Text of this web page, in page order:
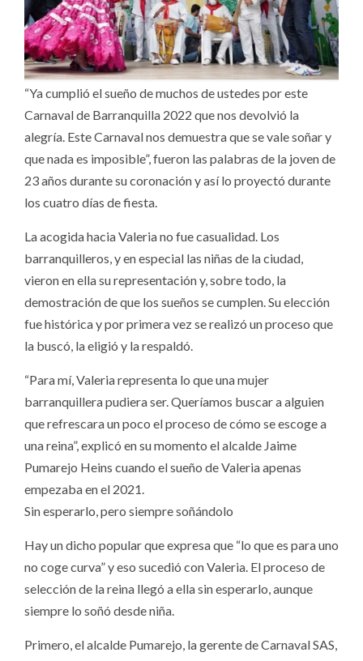
“Ya cumplió el sueño de muchos de ustedes por este
Carnaval de Barranquilla 2022 que nos devolvió la
alegría. Este Carnaval nos demuestra que se vale soñar y
que nada es imposible”, fueron las palabras de la joven de
23 años durante su coronación y así lo proyectó durante
los cuatro días de fiesta.
La acogida hacia Valeria no fue casualidad. Los
barranquilleros, y en especial las niñas de la ciudad,
vieron en ella su representación y, sobre todo, la
demostración de que los sueños se cumplen. Su elección
fue histórica y por primera vez se realizó un proceso que
la buscó, la eligió y la respaldó.
“Para mí, Valeria representa lo que una mujer
barranquillera pudiera ser. Queríamos buscar a alguien
que refrescara un poco el proceso de cómo se escoge a
una reina”, explicó en su momento el alcalde Jaime
Pumarejo Heins cuando el sueño de Valeria apenas
empezaba en el 2021.
Sin esperarlo, pero siempre soñándolo
Hay un dicho popular que expresa que “lo que es para uno
no coge curva” y eso sucedió con Valeria. El proceso de
selección de la reina llegó a ella sin esperarlo, aunque
siempre lo soñó desde niña.
Primero, el alcalde Pumarejo, la gerente de Carnaval SAS,